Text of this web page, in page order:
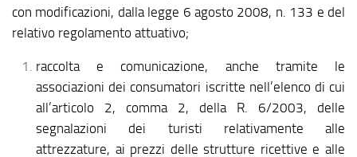
con modificazioni, dalla legge 6 agosto 2008, n. 133 e del
relativo regolamento attuativo;
raccolta e comunicazione, anche tramite le
associazioni dei consumatori iscritte nell’elenco di cui
all’articolo 2, comma 2, della R. 6/2003, delle
segnalazioni dei turisti relativamente alle
attrezzature, ai prezzi delle strutture ricettive e alle